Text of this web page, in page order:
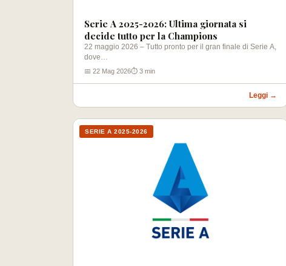
Serie A 2025-2026: Ultima giornata si
decide tutto per la Champions
22 maggio 2026 – Tutto pronto per il gran finale di Serie A,
dove…
📅 22 Mag 2026⏱ 3 min
Leggi →
SERIE A 2025-2026